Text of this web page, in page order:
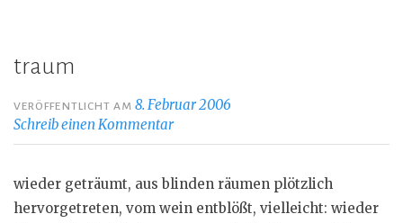
traum
VERÖFFENTLICHT AM8. Februar 2006
Schreib einen Kommentar
wieder geträumt, aus blinden räumen plötzlich
hervorgetreten, vom wein entblößt, vielleicht: wieder